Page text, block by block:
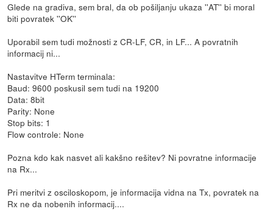
Glede na gradiva, sem bral, da ob pošiljanju ukaza ''AT'' bi moral
biti povratek ''OK''
Uporabil sem tudi možnosti z CR-LF, CR, in LF... A povratnih
informacij ni...
Nastavitve HTerm terminala:
Baud: 9600 poskusil sem tudi na 19200
Data: 8bit
Parity: None
Stop bits: 1
Flow controle: None
Pozna kdo kak nasvet ali kakšno rešitev? Ni povratne informacije
na Rx...
Pri meritvi z osciloskopom, je informacija vidna na Tx, povratek na
Rx ne da nobenih informacij....